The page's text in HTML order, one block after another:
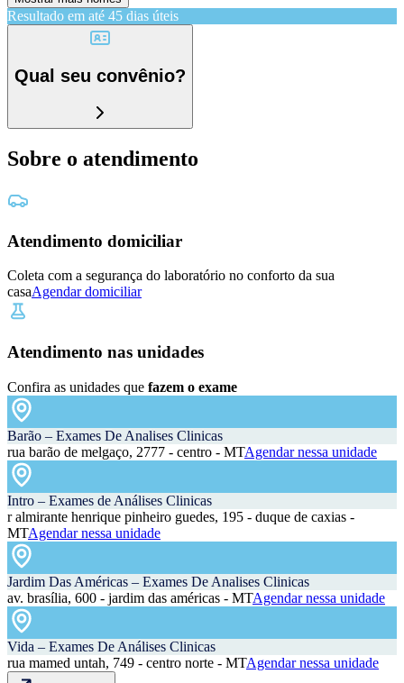
Resultado em até 45 dias úteis
Qual seu convênio?
Sobre o atendimento
Atendimento domiciliar
Coleta com a segurança do laboratório no conforto da sua
casaAgendar domiciliar
Atendimento nas unidades
Confira as unidades que fazem o exame
Barão – Exames De Analises Clinicas
rua barão de melgaço, 2777 - centro - MTAgendar nessa unidade
Intro – Exames de Análises Clinicas
r almirante henrique pinheiro guedes, 195 - duque de caxias -
MTAgendar nessa unidade
Jardim Das Américas – Exames De Analises Clinicas
av. brasília, 600 - jardim das américas - MTAgendar nessa unidade
Vida – Exames De Análises Clinicas
rua mamed untah, 749 - centro norte - MTAgendar nessa unidade